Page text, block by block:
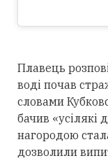
Плавець
воді почав
словами
бачив «усілякі
нагородою
дозволили